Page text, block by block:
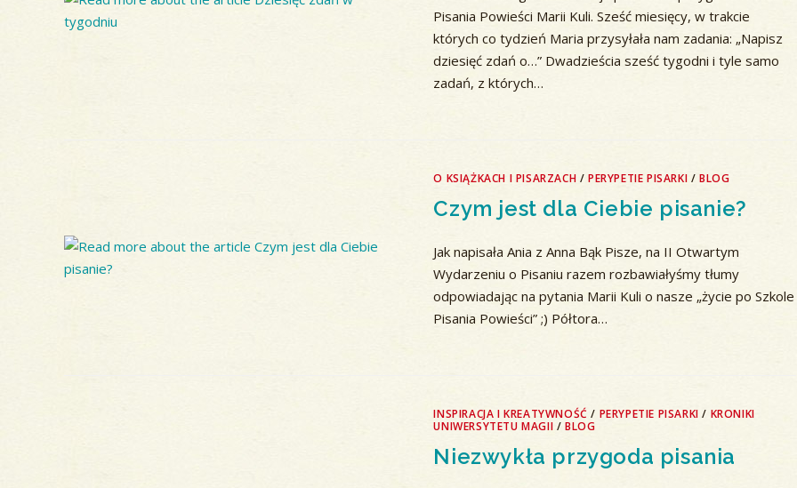
Pisania Powieści Marii Kuli. Sześć miesięcy, w trakcie
których co tydzień Maria przysyłała nam zadania: „Napisz
dziesięć zdań o…” Dwadzieścia sześć tygodni i tyle samo
zadań, z których…
O KSIĄŻKACH I PISARZACH / PERYPETIE PISARKI / BLOG
Czym jest dla Ciebie pisanie?
Jak napisała Ania z Anna Bąk Pisze, na II Otwartym
Wydarzeniu o Pisaniu razem rozbawiałyśmy tłumy
odpowiadając na pytania Marii Kuli o nasze „życie po Szkole
Pisania Powieści” ;) Półtora…
INSPIRACJA I KREATYWNOŚĆ / PERYPETIE PISARKI / KRONIKI
UNIWERSYTETU MAGII / BLOG
Niezwykła przygoda pisania